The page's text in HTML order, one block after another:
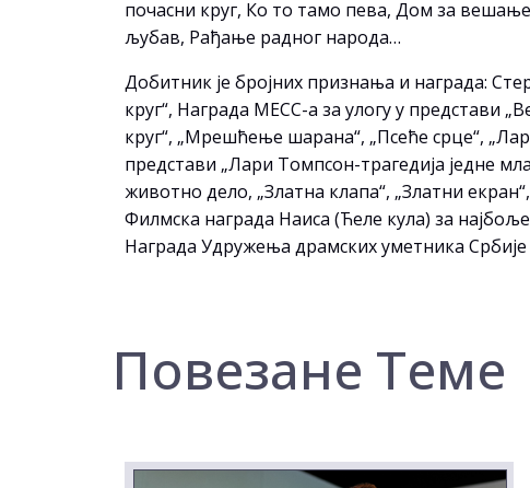
почасни круг, Ко то тамо пева, Дом за
љубав, Рађање радног народа…
Добитник је бројних признања и награда:
круг“, Награда МЕСС-а за улогу у представи
круг“, „Мрешћење шарана“, „Псеће срце“,
представи „Лари Томпсон-трагедија једне
животно дело, „Златна клапа“, „Златни
Филмска награда Наиса (Ћеле кула) за
Награда Удружења драмских уметника
Повезане Теме